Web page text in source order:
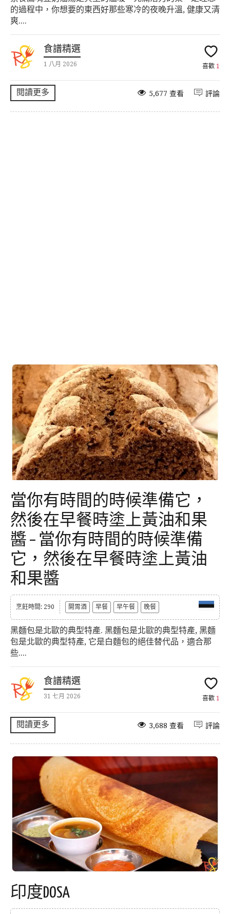
的過程中，你想要的東西好那些寒冷的夜晚升溫, 健康又清
爽....
食譜精選
1 八月 2026 喜歡 1
閱讀更多 評論
5,677 查看
當你有時間的時候準備它，
然後在早餐時塗上黃油和果
醬 – 當你有時間的時候準備
它，然後在早餐時塗上黃油
和果醬
烹飪時間: 290 開胃酒 早餐 早午餐 晚餐
黑麵包是北歐的典型特產. 黑麵包是北歐的典型特產, 黑麵
包是北歐的典型特產, 它是白麵包的絕佳替代品，適合那
些....
食譜精選
31 七月 2026 喜歡 1
閱讀更多 評論
3,688 查看
印度DOSA